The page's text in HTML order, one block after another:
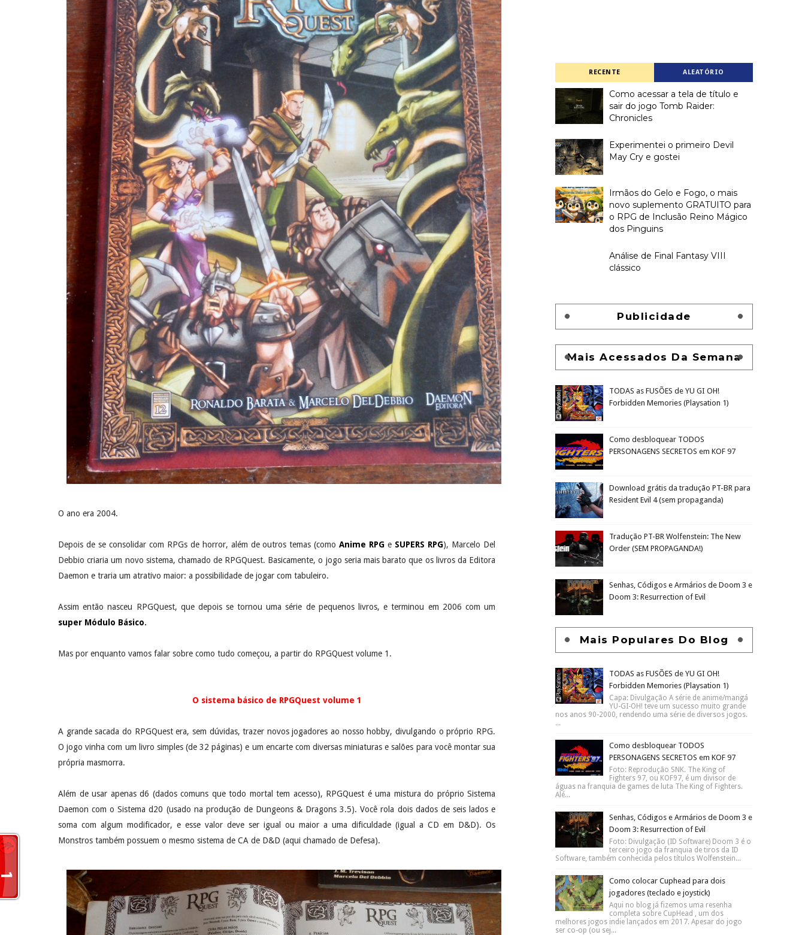
O ano era 2004.
Depois de se consolidar com RPGs de horror, além de outros temas (comoAnime RPG e SUPERS RPG), Marcelo Del
Debbio criaria um novo sistema, chamado de RPGQuest. Basicamente, o jogo seria mais barato que os livros da Editora
Daemon e traria um atrativo maior: a possibilidade de jogar com tabuleiro.
Assim então nasceu RPGQuest, que depois se tornou uma série de pequenos livros, e terminou em 2006 com um
super Módulo Básico.
Mas por enquanto vamos falar sobre como tudo começou, a partir do RPGQuest volume 1.
O sistema básico de RPGQuest volume 1
A grande sacada do RPGQuest era, sem dúvidas, trazer novos jogadores ao nosso hobby, divulgando o próprio RPG.
O jogo vinha com um livro simples (de 32 páginas) e um encarte com diversas miniaturas e salões para você montar sua
própria masmorra.
Além de usar apenas d6 (dados comuns que todo mortal tem acesso), RPGQuest é uma mistura do próprio Sistema
Daemon com o Sistema d20 (usado na produção de Dungeons & Dragons 3.5). Você rola dois dados de seis lados e
soma com algum modificador, e esse valor deve ser igual ou maior a uma dificuldade (igual a CD em D&D). Os
Monstros também possuem o mesmo sistema de CA de D&D (aqui chamado de Defesa).
RECENTE ALEATÓRIO
Como acessar a tela de título e
sair do jogo Tomb Raider:
Chronicles
Experimentei o primeiro Devil
May Cry e gostei
Irmãos do Gelo e Fogo, o mais
novo suplemento GRATUITO para
o RPG de Inclusão Reino Mágico
dos Pinguins
Análise de Final Fantasy VIII
clássico
Publicidade
Mais Acessados Da Semana
TODAS as FUSÕES de YU GI OH!
Forbidden Memories (Playsation 1)
Como desbloquear TODOS
PERSONAGENS SECRETOS em KOF 97
Download grátis da tradução PT-BR para
Resident Evil 4 (sem propaganda)
Tradução PT-BR Wolfenstein: The New
Order (SEM PROPAGANDA!)
Senhas, Códigos e Armários de Doom 3 e
Doom 3: Resurrection of Evil
Mais Populares Do Blog
TODAS as FUSÕES de YU GI OH!
Forbidden Memories (Playsation 1)
Capa: Divulgação A série de anime/mangá
YU-GI-OH! teve um sucesso muito grande
nos anos 90-2000, rendendo uma série de diversos jogos.
...
Como desbloquear TODOS
PERSONAGENS SECRETOS em KOF 97
Foto: Reprodução SNK. The King of
Fighters 97, ou KOF97, é um divisor de
águas na franquia de games de luta The King of Fighters.
Alé...
Senhas, Códigos e Armários de Doom 3 e
Doom 3: Resurrection of Evil
Foto: Divulgação (ID Software) Doom 3 é o
terceiro jogo da franquia de tiros da ID
Software, também conhecida pelos títulos Wolfenstein...
Como colocar Cuphead para dois
jogadores (teclado e joystick)
Aqui no blog já fizemos uma resenha
completa sobre CupHead , um dos
melhores jogos indie lançados em 2017. Apesar do jogo
ser co-op (ou sej...